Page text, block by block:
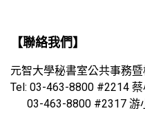
【聯絡我們】
元智大學秘書室公共事務
Tel: 03-463-8800 #2214
03-463-8800 #2317 游